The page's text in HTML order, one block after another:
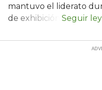
mantuvo el liderato
de exhibición.